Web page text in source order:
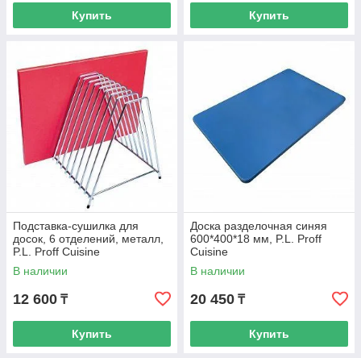
Купить Купить
Подставка-сушилка для
досок, 6 отделений, металл,
P.L. Proff Cuisine
В наличии
12 600 ₸
Купить
Доска разделочная синяя
600*400*18 мм, P.L. Proff
Cuisine
В наличии
20 450 ₸
Купить